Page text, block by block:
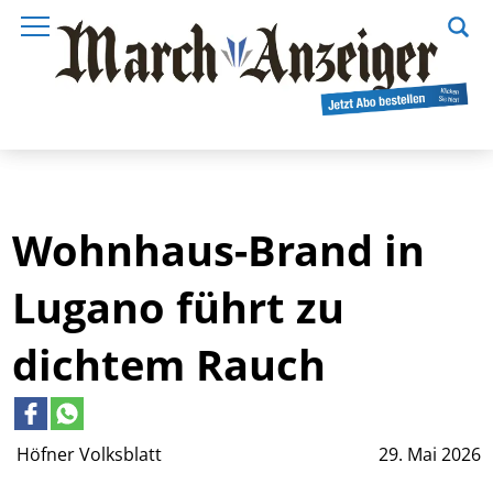
Höfner Volksblatt 29. Mai 2026
Wohnhaus-Brand in
Lugano führt zu
dichtem Rauch